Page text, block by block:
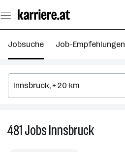
Seiteninhalt
springen
Jobsuche Job-Empfehlungen
481JobsInnsbruck481